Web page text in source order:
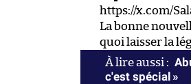
La bonne
quoi laisser la
c'est spécial »